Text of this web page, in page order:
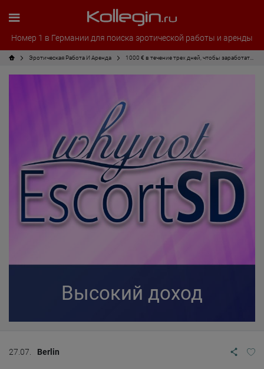
Номер 1 в Германии для поиска эротической работы и аренды
Эротическая Pабота И Аренда
Высокий доход
27.07. Berlin